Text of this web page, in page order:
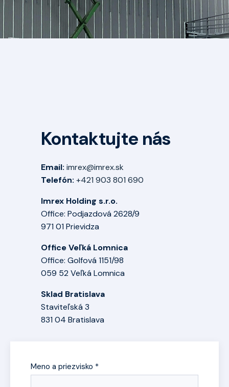
Kontaktujte nás
Email: imrex@imrex.sk
Telefón: +421 903 801 690
Imrex Holding s.r.o.
Office: Podjazdová 2628/9
971 01 Prievidza
Office Veľká Lomnica
Office: Golfová 1151/98
059 52 Veľká Lomnica
Sklad Bratislava
Staviteľská 3
831 04 Bratislava
Meno a priezvisko *